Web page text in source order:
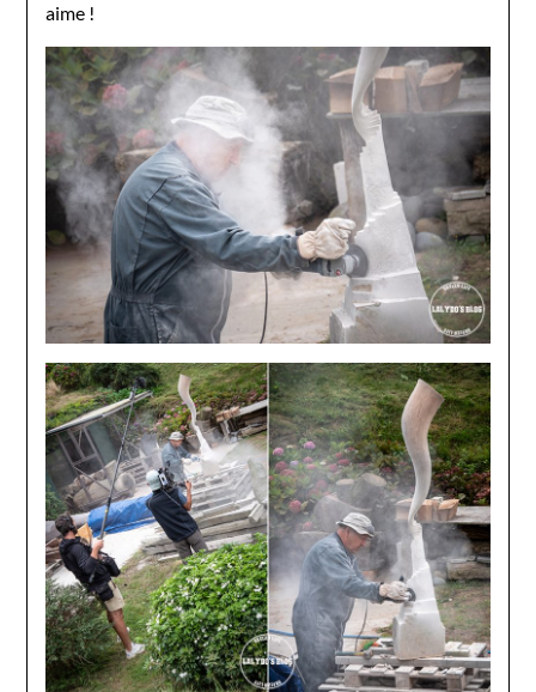
aime !